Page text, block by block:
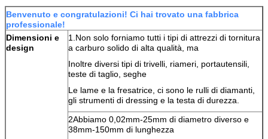
Benvenuto e congratulazioni! Ci hai trovato una fabbrica
professionale!
Dimensioni e
design
1.Non solo forniamo tutti i tipi di attrezzi di tornitura
a carburo solido di alta qualità, ma
Inoltre diversi tipi di trivelli, riameri, portautensili,
teste di taglio, seghe
Le lame e la fresatrice, ci sono le rulli di diamanti,
gli strumenti di dressing e la testa di durezza.
2Abbiamo 0,02mm-25mm di diametro diverso e
38mm-150mm di lunghezza